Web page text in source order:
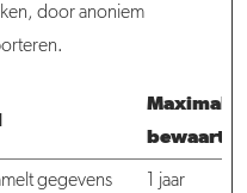
door anoniem
Maximale
gegevens
1 jaar